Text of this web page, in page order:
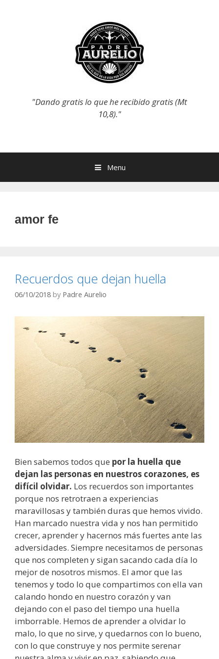
"Dando gratis lo que he recibido gratis (Mt
10,8)."
Menu
amor fe
Recuerdos que dejan huella
06/10/2018 by Padre Aurelio
Bien sabemos todos que por la huella que
dejan las personas en nuestros corazones, es
difícil olvidar. Los recuerdos son importantes
porque nos retrotraen a experiencias
maravillosas y también duras que hemos vivido.
Han marcado nuestra vida y nos han permitido
crecer, aprender y hacernos más fuertes ante las
adversidades. Siempre necesitamos de personas
que nos completen y sigan sacando cada día lo
mejor de nosotros mismos. El amor que las
tenemos y todo lo que compartimos con ella van
calando hondo en nuestro corazón y van
dejando con el paso del tiempo una huella
imborrable. Hemos de aprender a olvidar lo
malo, lo que no sirve, y quedarnos con lo bueno,
con lo que construye y nos permite serenar